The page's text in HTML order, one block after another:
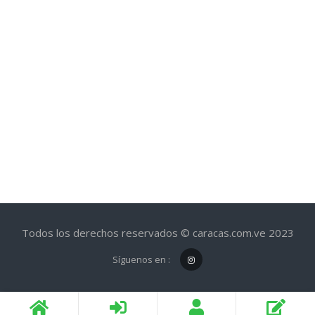
Todos los derechos reservados © caracas.com.ve 2023
Síguenos en :